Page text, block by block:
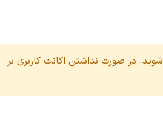
شوید. در صورت نداشتن اکانت کاربری بر